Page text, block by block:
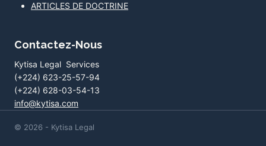
ARTICLES DE DOCTRINE
Contactez-Nous
Kytisa Legal Services
(+224) 623-25-57-94
(+224) 628-03-54-13
info@kytisa.com
© 2026 - Kytisa Legal